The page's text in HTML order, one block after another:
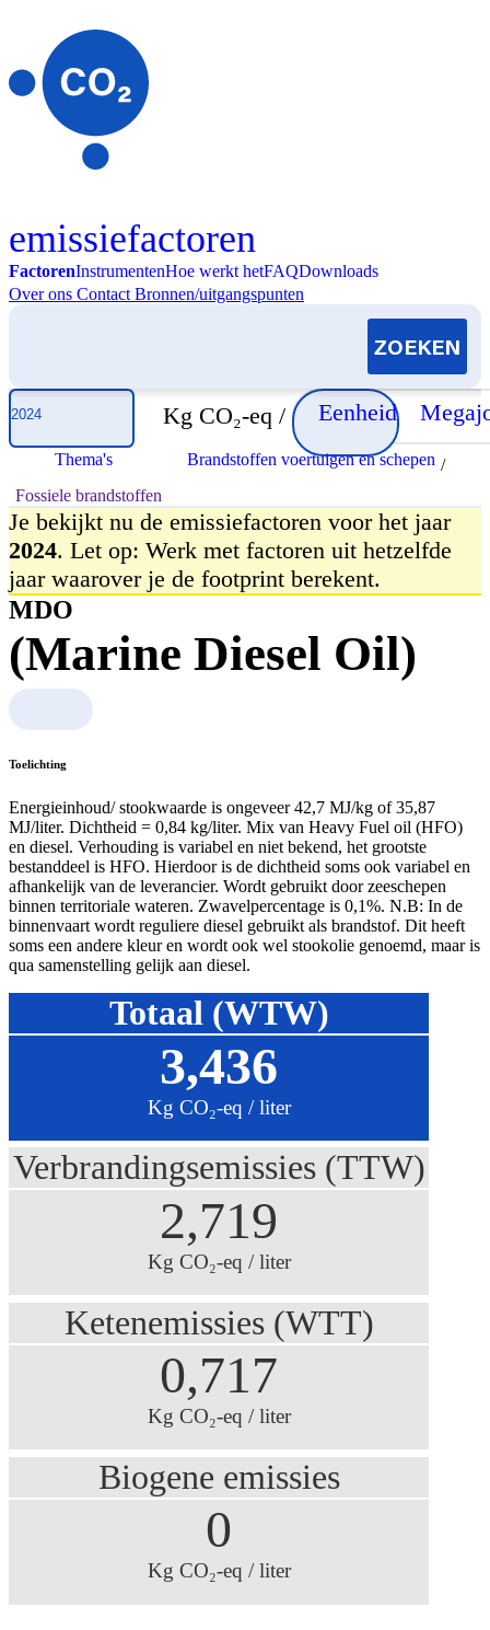
emissiefactoren
FactorenInstrumentenHoe werkt hetFAQDownloads
Over ons Contact Bronnen/uitgangspunten
Selecteer jaar
Kg CO₂-eq / Eenheid
Thema's Brandstoffen voertuigen en schepen /
Fossiele brandstoffen
Je bekijkt nu de emissiefactoren voor het jaar
2024. Let op: Werk met factoren uit hetzelfde
jaar waarover je de footprint berekent.
MDO
(Marine Diesel Oil)
Toelichting
Energieinhoud/ stookwaarde is ongeveer 42,7 MJ/kg of 35,87
MJ/liter. Dichtheid = 0,84 kg/liter. Mix van Heavy Fuel oil (HFO)
en diesel. Verhouding is variabel en niet bekend, het grootste
bestanddeel is HFO. Hierdoor is de dichtheid soms ook variabel en
afhankelijk van de leverancier. Wordt gebruikt door zeeschepen
binnen territoriale wateren. Zwavelpercentage is 0,1%. N.B: In de
binnenvaart wordt reguliere diesel gebruikt als brandstof. Dit heeft
soms een andere kleur en wordt ook wel stookolie genoemd, maar is
qua samenstelling gelijk aan diesel.
Totaal (WTW)
3,436
Kg CO₂-eq / liter
Verbrandingsemissies (TTW)
2,719
Kg CO₂-eq / liter
Ketenemissies (WTT)
0,717
Kg CO₂-eq / liter
Biogene emissies
0
Kg CO₂-eq / liter